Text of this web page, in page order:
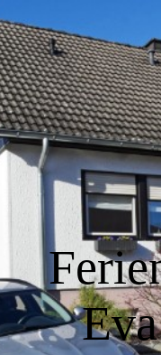
Home
Wir über uns
Wohnen
Küche
Schlafen